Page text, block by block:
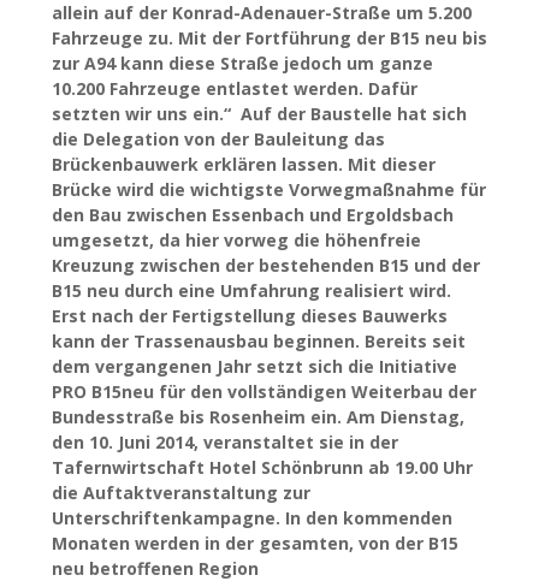
allein auf der Konrad-Adenauer-Straße um 5.200
Fahrzeuge zu. Mit der Fortführung der B15 neu bis
zur A94 kann diese Straße jedoch um ganze
10.200 Fahrzeuge entlastet werden. Dafür
setzten wir uns ein.“ Auf der Baustelle hat sich
die Delegation von der Bauleitung das
Brückenbauwerk erklären lassen. Mit dieser
Brücke wird die wichtigste Vorwegmaßnahme für
den Bau zwischen Essenbach und Ergoldsbach
umgesetzt, da hier vorweg die höhenfreie
Kreuzung zwischen der bestehenden B15 und der
B15 neu durch eine Umfahrung realisiert wird.
Erst nach der Fertigstellung dieses Bauwerks
kann der Trassenausbau beginnen. Bereits seit
dem vergangenen Jahr setzt sich die Initiative
PRO B15neu für den vollständigen Weiterbau der
Bundesstraße bis Rosenheim ein. Am Dienstag,
den 10. Juni 2014, veranstaltet sie in der
Tafernwirtschaft Hotel Schönbrunn ab 19.00 Uhr
die Auftaktveranstaltung zur
Unterschriftenkampagne. In den kommenden
Monaten werden in der gesamten, von der B15
neu betroffenen Region